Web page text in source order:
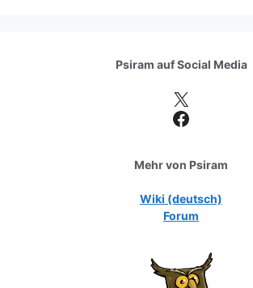
Psiram aufSocial Media
X
Facebook
Mehr von Psiram
Wiki (deutsch)
Forum